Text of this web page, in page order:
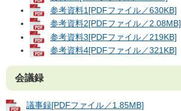
参考資料1[PDFファイル／630KB]
参考資料2[PDFファイル／2.08MB]
参考資料3[PDFファイル／219KB]
参考資料4[PDFファイル／321KB]
会議録
議事録[PDFファイル／1.85MB]